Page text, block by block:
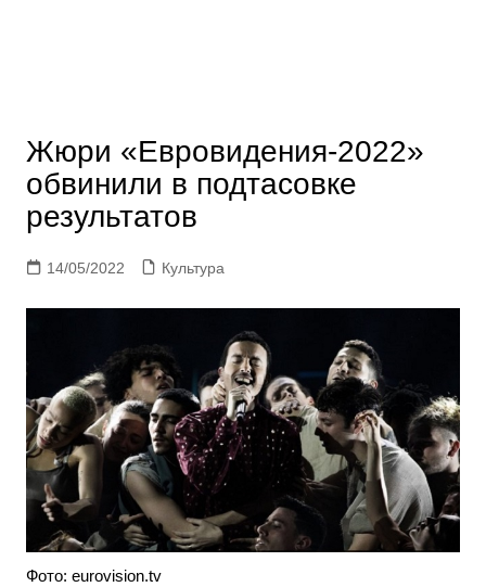
Жюри «Евровидения-2022»
обвинили в подтасовке
результатов
14/05/2022 Культура
Фото: eurovision.tv